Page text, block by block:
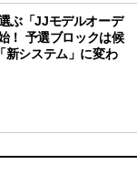
ぶ「JJモデルオーデ
！ 予選ブロックは候
新システム」に変わ